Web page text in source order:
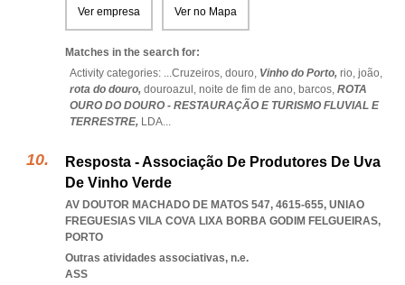
Ver empresa Ver no Mapa
Matches in the search for:
Activity categories: ...Cruzeiros, douro, Vinho do Porto, rio, joão,
rota do douro, douroazul, noite de fim de ano, barcos, ROTA
OURO DO DOURO - RESTAURAÇÃO E TURISMO FLUVIAL E
TERRESTRE, LDA...
Resposta - Associação De Produtores De Uva
De Vinho Verde
AV DOUTOR MACHADO DE MATOS 547, 4615-655, UNIAO
FREGUESIAS VILA COVA LIXA BORBA GODIM FELGUEIRAS,
PORTO
Outras atividades associativas, n.e.
ASS